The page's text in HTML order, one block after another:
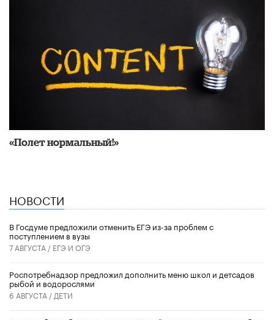
«Полет нормальный!»
НОВОСТИ
В Госдуме предложили отменить ЕГЭ из-за проблем с
поступлением в вузы
7 АВГУСТА / ЕГЭ И ОГЭ
Роспотребнадзор предложил дополнить меню школ и детсадов
рыбой и водорослями
6 АВГУСТА / ДЕТИ